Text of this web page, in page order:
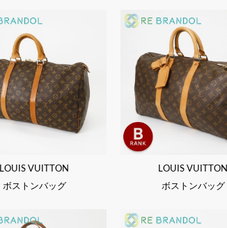
LOUIS VUITTON
ボストンバッグ
LOUIS VUITTON
ボストンバッグ